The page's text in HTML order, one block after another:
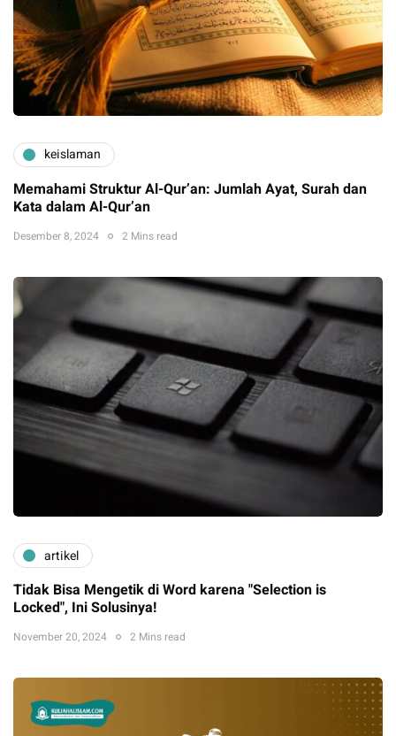
keislaman
Memahami Struktur Al-Qur’an: Jumlah Ayat, Surah dan
Kata dalam Al-Qur’an
Desember 8, 2024 2 Mins read
artikel
Tidak Bisa Mengetik di Word karena "Selection is
Locked", Ini Solusinya!
November 20, 2024 2 Mins read